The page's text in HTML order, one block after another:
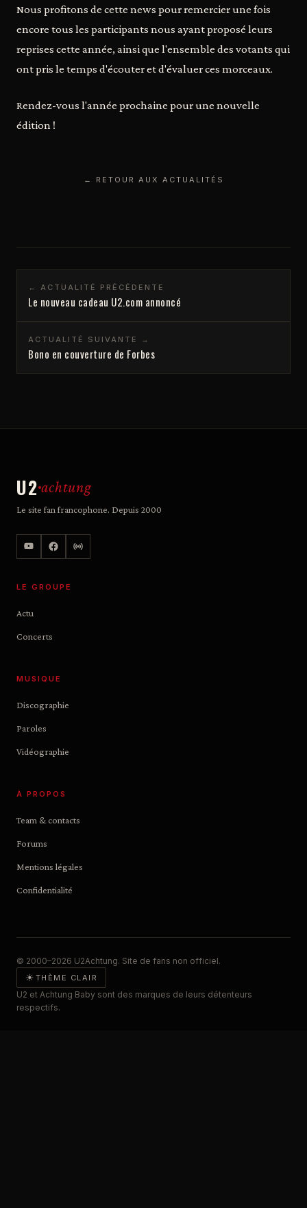
Nous profitons de cette news pour remercier une fois
encore tous les participants nous ayant proposé leurs
reprises cette année, ainsi que l'ensemble des votants qui
ont pris le temps d'écouter et d'évaluer ces morceaux.
Rendez-vous l'année prochaine pour une nouvelle
édition !
← RETOUR AUX ACTUALITÉS
← ACTUALITÉ PRÉCÉDENTE
Le nouveau cadeau U2.com annoncé
ACTUALITÉ SUIVANTE →
Bono en couverture de Forbes
U2 achtung
Le site fan francophone. Depuis 2000
LE GROUPE
Actu
Concerts
MUSIQUE
Discographie
Paroles
Vidéographie
À PROPOS
Team & contacts
Forums
Mentions légales
Confidentialité
© 2000–2026 U2Achtung. Site de fans non officiel.
☀ THÈME CLAIR
U2 et Achtung Baby sont des marques de leurs détenteurs
respectifs.